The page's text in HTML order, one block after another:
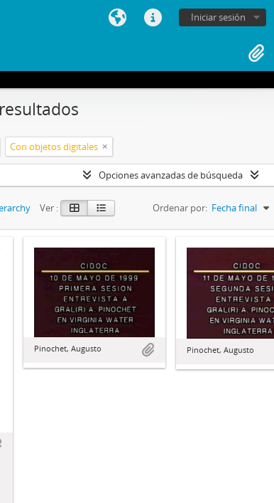
Iniciar sesión
Con objetos digitales
Opciones avanzadas de búsqueda
Ver : Ordenar por: Fecha final
Pinochet, Augusto Pinochet, Augusto